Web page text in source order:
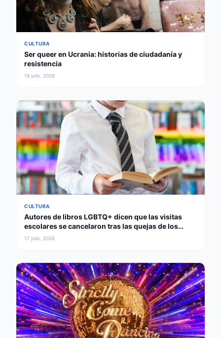
CULTURA
Ser queer en Ucrania: historias de ciudadanía y
resistencia
18 julio, 2026
CULTURA
Autores de libros LGBTQ+ dicen que las visitas
escolares se cancelaron tras las quejas de los
padres
17 julio, 2026